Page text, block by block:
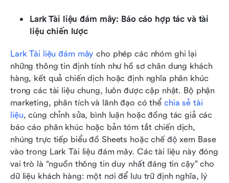
Lark Tài liệu đám mây: Báo cáo hợp tác và tài
liệu chiến lược
Lark Tài liệu đám mây cho phép các nhóm ghi lại
những thông tin định tính như hồ sơ chân dung khách
hàng, kết quả chiến dịch hoặc định nghĩa phân khúc
trong các tài liệu chung, luôn được cập nhật. Bộ phận
marketing, phân tích và lãnh đạo có thể chia sẻ tài
liệu, cùng chỉnh sửa, bình luận hoặc đồng tác giả các
báo cáo phân khúc hoặc bản tóm tắt chiến dịch,
nhúng trực tiếp biểu đồ Sheets hoặc chế độ xem Base
vào trong Lark Tài liệu đám mây. Các tài liệu này đóng
vai trò là “nguồn thông tin duy nhất đáng tin cậy” cho
dữ liệu khách hàng: một nơi để lưu trữ định nghĩa, lý